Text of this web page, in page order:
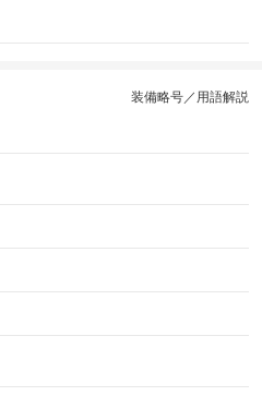
装備略号／用語解説